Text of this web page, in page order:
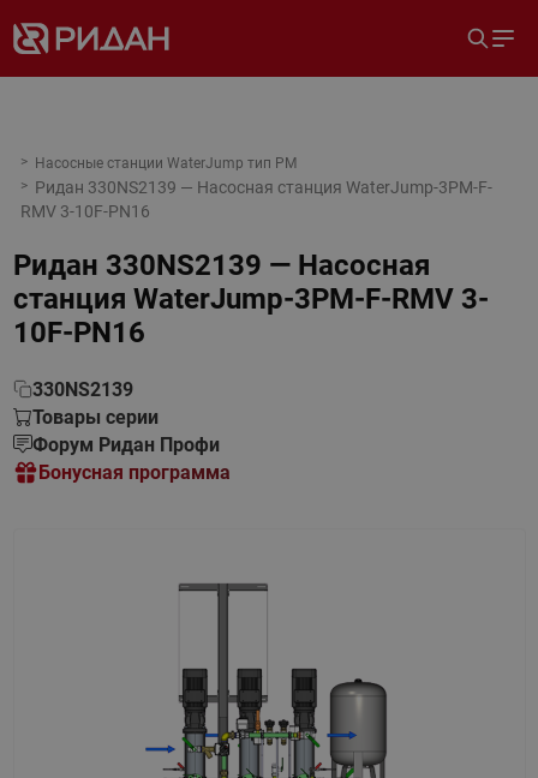
Насосные станции WaterJump тип PM
Ридан 330NS2139 — Насосная станция WaterJump-3PM-F-
RMV 3-10F-PN16
Ридан 330NS2139 — Насосная
станция WaterJump-3PM-F-RMV 3-
10F-PN16
330NS2139
Товары серии
Форум Ридан Профи
Бонусная программа